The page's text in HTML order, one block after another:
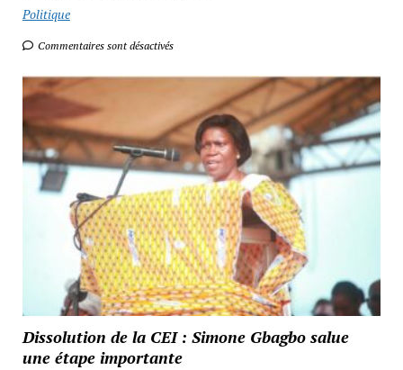
Politique
Commentaires sont désactivés
Dissolution de la CEI : Simone Gbagbo salue
une étape importante